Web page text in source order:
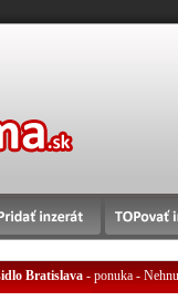
Bratislava- ponuka -